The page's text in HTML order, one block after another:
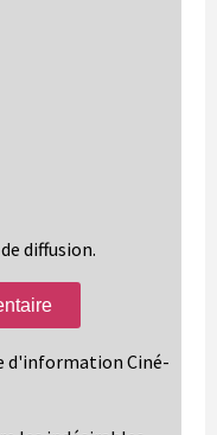
diffusion.
d'information Ciné-